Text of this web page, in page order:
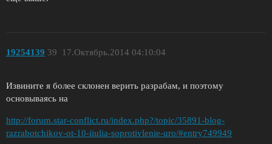
19254139 17.Октябрь.2014 04:10:04
39
Извините я более склонен верить разрабам, и поэтому
основываясь на
http://forum.star-conflict.ru/index.php?/topic/35891-blog-
razrabotchikov-ot-10-iiulia-soprotivlenie-uro/#entry749949